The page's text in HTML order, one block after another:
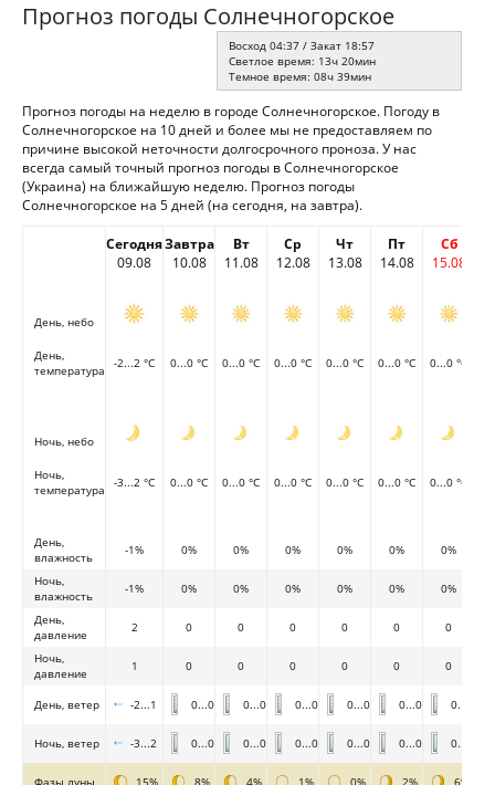
Прогноз погоды Солнечногорское
Восход 04:37 / Закат 18:57
Светлое время: 13ч 20мин
Темное время: 08ч 39мин
Прогноз погоды на неделю в городе Солнечногорское. Погоду в
Солнечногорское на 10 дней и более мы не предоставляем по
причине высокой неточности долгосрочного проноза. У нас
всегда самый точный прогноз погоды в Солнечногорское
(Украина) на ближайшую неделю. Прогноз погоды
Солнечногорское на 5 дней (на сегодня, на завтра).
Сегодня
09.08
Завтра
10.08
Вт
11.08
Ср
12.08
Чт
13.08
Пт
14.08
Сб
15.08
День, небо
День,
температура
-2...2 °C 0...0 °C 0...0 °C 0...0 °C 0...0 °C 0...0 °C 0...0 °C
Ночь, небо
Ночь,
температура
-3...2 °C 0...0 °C 0...0 °C 0...0 °C 0...0 °C 0...0 °C 0...0 °C
День,
влажность
-1% 0% 0% 0% 0% 0%
0%
Ночь,
влажность
-1% 0% 0% 0% 0% 0%
0%
День,
давление
2 0 0 0 0 0
0
Ночь,
давление
1 0 0 0 0 0 0
День, ветер -2...1 0...0 0...0 0...0 0...0 0...0 0...0
Ночь, ветер -3...2 0...0 0...0 0...0 0...0 0...0 0...0
Фазы луны 15% 8% 4% 1% 0% 2% 6%